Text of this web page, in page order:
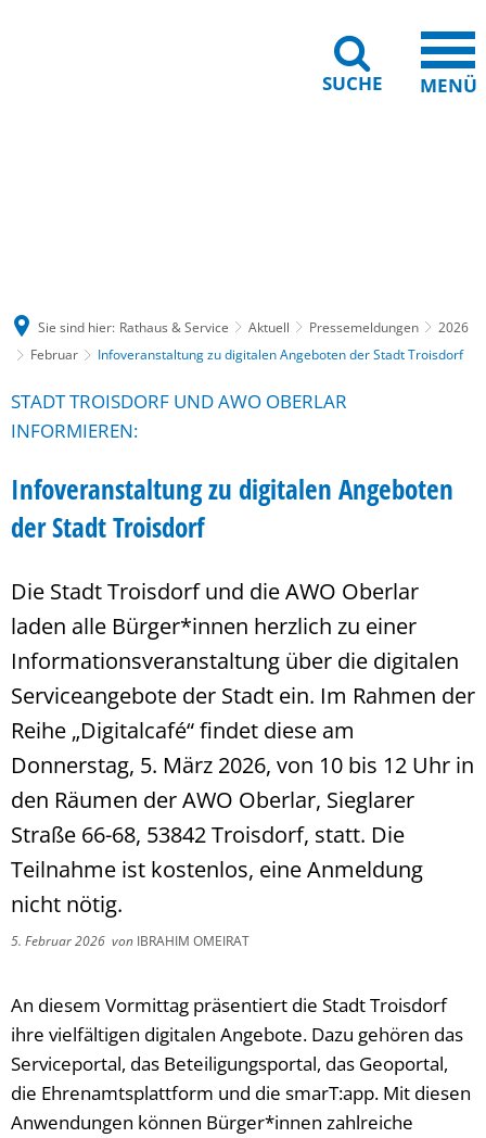
SUCHE MENÜ
Sie sind hier: Rathaus & Service Aktuell Pressemeldungen
2026
Februar
Infoveranstaltung zu digitalen Angeboten der Stadt Troisdorf
STADT TROISDORF UND AWO OBERLAR
INFORMIEREN:
Infoveranstaltung zu digitalen Angeboten
der Stadt Troisdorf
Die Stadt Troisdorf und die AWO Oberlar
laden alle Bürger*innen herzlich zu einer
Informationsveranstaltung über die digitalen
Serviceangebote der Stadt ein. Im Rahmen der
Reihe „Digitalcafé“ findet diese am
Donnerstag, 5. März 2026, von 10 bis 12 Uhr in
den Räumen der AWO Oberlar, Sieglarer
Straße 66-68, 53842 Troisdorf, statt. Die
Teilnahme ist kostenlos, eine Anmeldung
nicht nötig.
5. Februar 2026 von IBRAHIM OMEIRAT
An diesem Vormittag präsentiert die Stadt Troisdorf
ihre vielfältigen digitalen Angebote. Dazu gehören das
Serviceportal, das Beteiligungsportal, das Geoportal,
die Ehrenamtsplattform und die smarT:app. Mit diesen
Anwendungen können Bürger*innen zahlreiche